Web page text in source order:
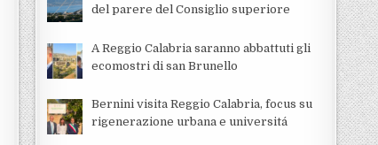
del parere del Consiglio superiore
A Reggio Calabria saranno abbattuti gli
ecomostri di san Brunello
Bernini visita Reggio Calabria, focus su
rigenerazione urbana e universitá